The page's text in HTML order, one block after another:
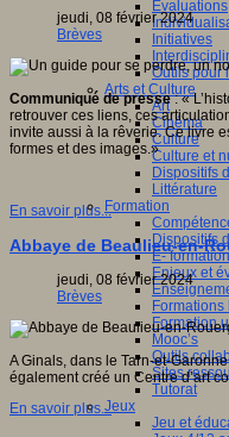
Evaluations
Initiatives
Outils pour
Arts et Culture
Art
Cinéma
Culture
Culture et
Dispositifs
Littérature
Formation
Dispositifs
E- formation
Enjeux et
Formation
Mooc’s
Outils
Sites
Tutorat
Jeux
Jeu et
jeudi, 08 février 2024
Brèves
Communiqué de presse: «
retrouver ces liens, ces
invite aussi à la rêverie. Ce livre
formes et des images.»
En savoir plus...
Abbaye de Beaulieu-en-
jeudi, 08 février 2024
Brèves
A Ginals, dans le Tarn-et-
également créé un Centre d’art
En savoir plus...